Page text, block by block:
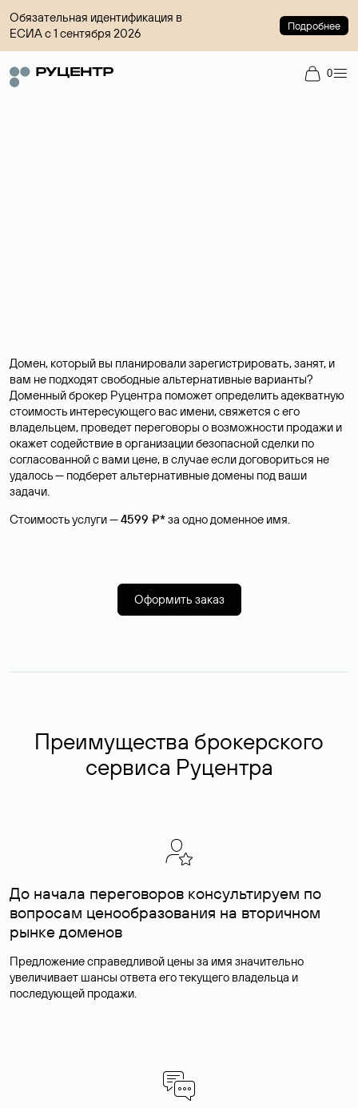
Обязательная идентификация в
ЕСИА с 1 сентября 2026
Подробнее
0
Домен, который вы планировали зарегистрировать, занят, и
вам не подходят свободные альтернативные варианты?
Доменный брокер Руцентра поможет определить адекватную
стоимость интересующего вас имени, свяжется с его
владельцем, проведет переговоры о возможности продажи и
окажет содействие в организации безопасной сделки по
согласованной с вами цене, в случае если договориться не
удалось — подберет альтернативные домены под ваши
задачи.
Стоимость услуги —4599 ₽*за одно доменное имя.
Оформить заказ
Преимущества брокерского
сервиса Руцентра
До начала переговоров консультируем по
вопросам ценообразования на вторичном
рынке доменов
Предложение справедливой цены за имя значительно
увеличивает шансы ответа его текущего владельца и
последующей продажи.